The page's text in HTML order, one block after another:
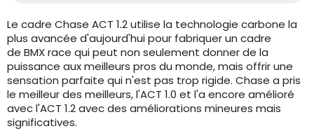
Le cadre Chase ACT 1.2 utilise la technologie carbone la
plus avancée d'aujourd'hui pour fabriquer un cadre
de BMX race qui peut non seulement donner de la
puissance aux meilleurs pros du monde, mais offrir une
sensation parfaite qui n'est pas trop rigide. Chase a pris
le meilleur des meilleurs, l'ACT 1.0 et l'a encore amélioré
avec l'ACT 1.2 avec des améliorations mineures mais
significatives.